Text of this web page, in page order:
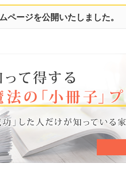
ページを公開いたしました。